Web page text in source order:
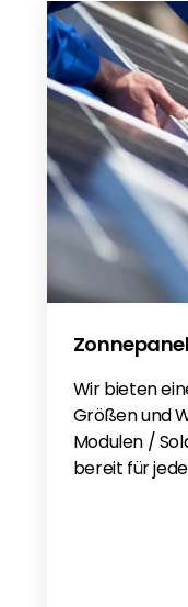
Wir bieten
Größen und
Modulen /
bereit für